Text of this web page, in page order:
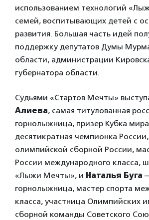
использованием технологий
семей, воспитывающих детей с
развития. Большая часть идей
поддержку депутатов Думы
области, администрации
губернатора области.
Судьями «Стартов Мечты»
Алиева, самая титулованная
горнолыжница, призер Кубка
десятикратная чемпионка
олимпийской сборной России,
России международного класса,
«Лыжи Мечты», и Наталья Буга
горнолыжница, мастер спорта
класса, участница Олимпийских
сборной команды Советского